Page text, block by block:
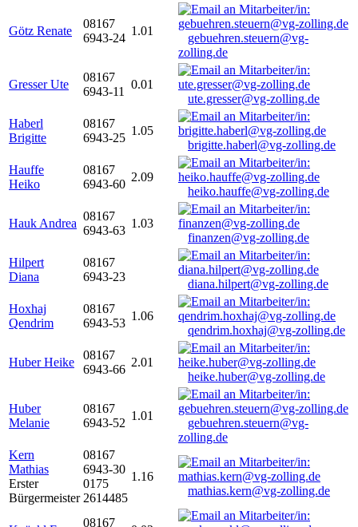
Götz Renate
08167
6943-24
1.01
gebuehren.steuern@vg-
zolling.de
Gresser Ute
08167
6943-11
0.01
ute.gresser@vg-zolling.de
Haberl
Brigitte
08167
6943-25
1.05
brigitte.haberl@vg-zolling.de
Hauffe
Heiko
08167
6943-60
2.09
heiko.hauffe@vg-zolling.de
Hauk Andrea
08167
6943-63
1.03
finanzen@vg-zolling.de
Hilpert
Diana
08167
6943-23
diana.hilpert@vg-zolling.de
Hoxhaj
Qendrim
08167
6943-53
1.06
qendrim.hoxhaj@vg-zolling.de
Huber Heike
08167
6943-66
2.01
heike.huber@vg-zolling.de
Huber
Melanie
08167
6943-52
1.01
gebuehren.steuern@vg-
zolling.de
Kern
Mathias
Erster
Bürgermeister
08167
6943-30
0175
2614485
1.16
mathias.kern@vg-zolling.de
08167